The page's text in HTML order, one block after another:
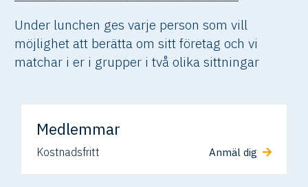
Under lunchen ges varje person som vill
möjlighet att berätta om sitt företag och vi
matchar i er i grupper i två olika sittningar
Medlemmar
Kostnadsfritt Anmäl dig